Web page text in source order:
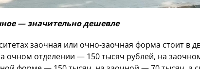
— значительно дешевле
заочная или очно-заочная форма стоит в
очном отделении — 150 тысяч рублей, на